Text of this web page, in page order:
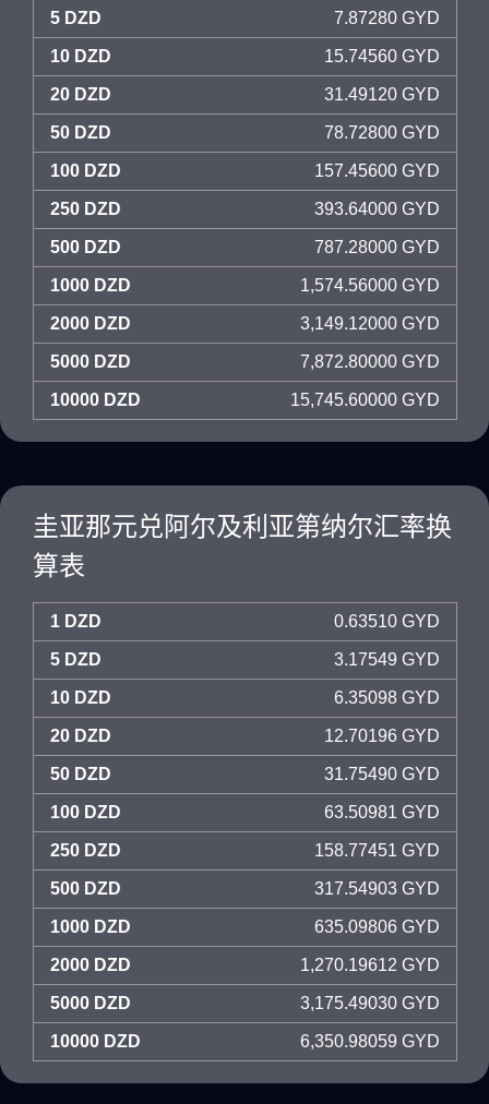
5 DZD 7.87280 GYD
10 DZD 15.74560 GYD
20 DZD 31.49120 GYD
50 DZD 78.72800 GYD
100 DZD 157.45600 GYD
250 DZD 393.64000 GYD
500 DZD 787.28000 GYD
1000 DZD 1,574.56000 GYD
2000 DZD 3,149.12000 GYD
5000 DZD 7,872.80000 GYD
10000 DZD 15,745.60000 GYD
圭亚那元兑阿尔及利亚第纳尔汇率换
算表
1 DZD 0.63510 GYD
5 DZD 3.17549 GYD
10 DZD 6.35098 GYD
20 DZD 12.70196 GYD
50 DZD 31.75490 GYD
100 DZD 63.50981 GYD
250 DZD 158.77451 GYD
500 DZD 317.54903 GYD
1000 DZD 635.09806 GYD
2000 DZD 1,270.19612 GYD
5000 DZD 3,175.49030 GYD
10000 DZD 6,350.98059 GYD